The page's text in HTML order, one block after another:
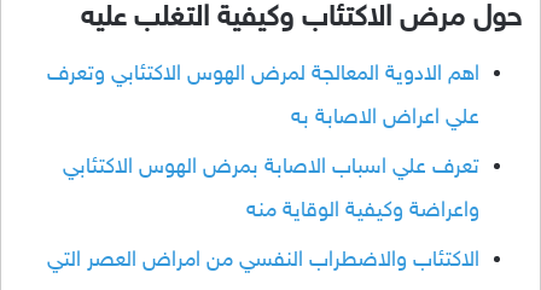
حول مرض الاكتئاب وكيفية التغلب عليه
اهم الادوية المعالجة لمرض الهوس الاكتئابي وتعرف
علي اعراض الاصابة به
تعرف علي اسباب الاصابة بمرض الهوس الاكتئابي
واعراضة وكيفية الوقاية منه
الاكتئاب والاضطراب النفسي من امراض العصر التي